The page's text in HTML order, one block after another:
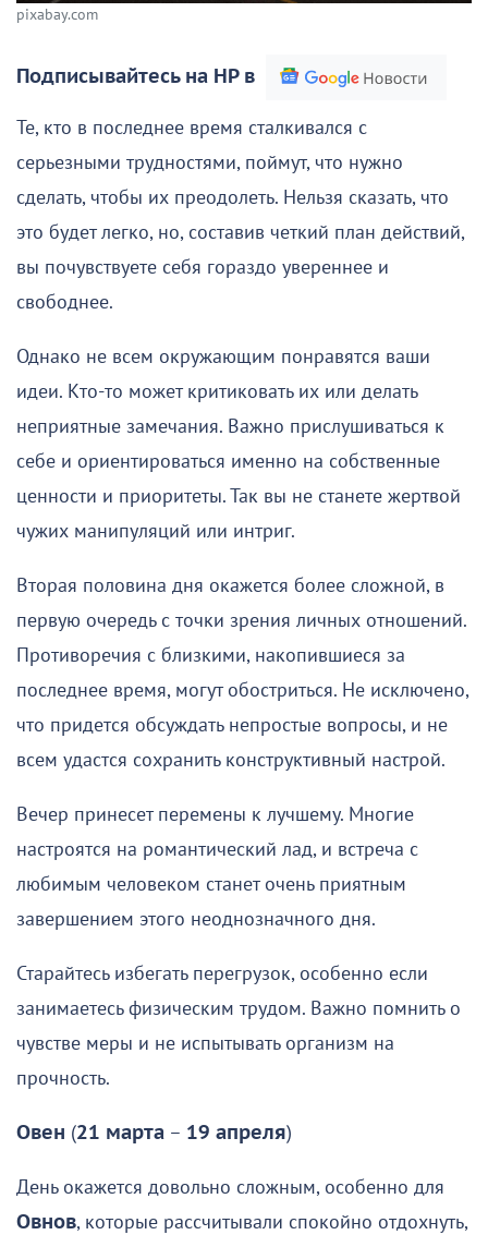
pixabay.com
Подписывайтесь на НР в
Те, кто в последнее время сталкивался с
серьезными трудностями, поймут, что нужно
сделать, чтобы их преодолеть. Нельзя сказать, что
это будет легко, но, составив четкий план действий,
вы почувствуете себя гораздо увереннее и
свободнее.
Однако не всем окружающим понравятся ваши
идеи. Кто-то может критиковать их или делать
неприятные замечания. Важно прислушиваться к
себе и ориентироваться именно на собственные
ценности и приоритеты. Так вы не станете жертвой
чужих манипуляций или интриг.
Вторая половина дня окажется более сложной, в
первую очередь с точки зрения личных отношений.
Противоречия с близкими, накопившиеся за
последнее время, могут обостриться. Не исключено,
что придется обсуждать непростые вопросы, и не
всем удастся сохранить конструктивный настрой.
Вечер принесет перемены к лучшему. Многие
настроятся на романтический лад, и встреча с
любимым человеком станет очень приятным
завершением этого неоднозначного дня.
Старайтесь избегать перегрузок, особенно если
занимаетесь физическим трудом. Важно помнить о
чувстве меры и не испытывать организм на
прочность.
Овен (21 марта – 19 апреля)
День окажется довольно сложным, особенно для
Овнов, которые рассчитывали спокойно отдохнуть,